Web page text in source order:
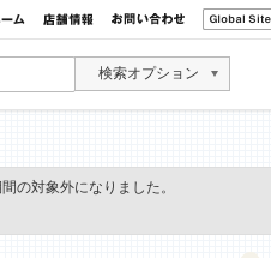
検索オプション
の対象外になりました。